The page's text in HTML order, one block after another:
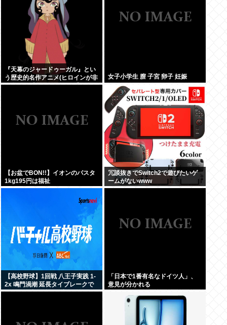
『天幕のジャードゥーガル』とい
う歴史的名作アニメ(ヒロインが非
処女)が日本人にイマイチ受けなか
女子小学生 膣 子宮 卵子 妊娠
【お盆でBON!!】イオンのパスタ
1kg195円は福祉
冗談抜きでSwitch2で遊びたいゲ
ームがないwww
【高校野球】1回戦 八王子実践 1-
2x 鳴門渦潮 延長タイブレークで
サヨナラ勝ち 鳴門渦潮として甲子
「日本で1番有名なドイツ人」、
意見が分かれる